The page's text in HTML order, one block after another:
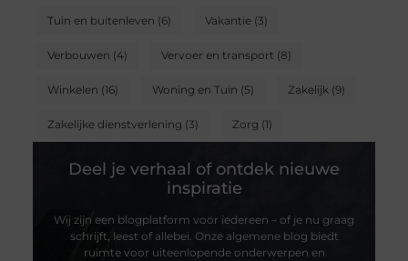
Tuin en buitenleven (6) Vakantie(3)
Verbouwen (4) Vervoer en transport (8)
Winkelen (16) Woning en Tuin (5) Zakelijk(9)
Zakelijke dienstverlening (3) Zorg (1)
Deel je verhaal of ontdek nieuwe
inspiratie
Wij zijn een blogplatform voor iedereen – of je nu graag
schrijft, leest of allebei. Onze algemene blog biedt
ruimte voor uiteenlopende onderwerpen en